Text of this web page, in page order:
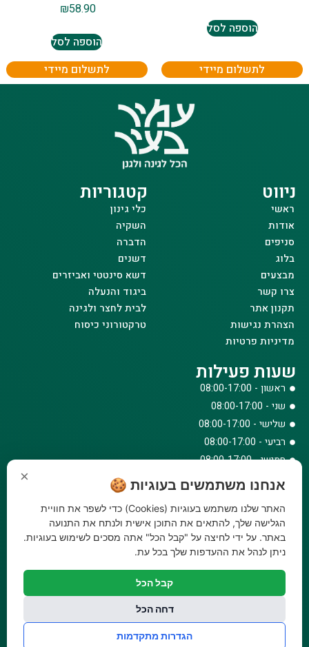
הוספה לסל
לתשלום מיידי
₪58.90
הוספה לסל
לתשלום מיידי
ניווט
ראשי
אודות
סניפים
בלוג
מבצעים
צרו קשר
תקנון אתר
הצהרת נגישות
מדיניות פרטיות
קטגוריות
כלי גינון
השקיה
הדברה
דשנים
דשא סינטטי ואביזרים
ביגוד והנעלה
לבית לחצר ולגינה
טרקטורוני כיסוח
שעות פעילות
ראשון - 08:00-17:00
שני - 08:00-17:00
שלישי - 08:00-17:00
רביעי - 08:00-17:00
חמישי - 08:00-17:00
שישי - 08:00-12:30
צרו קשר
073-779-6243
וואטסאפ
amirbair@amir-agricul.co.il
משלוחים:
עלות משלוח עד הבית 29.90 ₪, משלוח חינם בקניה מעל
× אנחנו משתמשים בעוגיות 🍪
האתר שלנו משתמש בעוגיות (Cookies) כדי לשפר את חוויית
הגלישה שלך, להתאים את התוכן אישית ולנתח את התנועה
באתר. על ידי לחיצה על "קבל הכל" אתה מסכים לשימוש בעוגיות.
ניתן לנהל את ההעדפות שלך בכל עת.
קבל הכל
דחה הכל
הגדרות מתקדמות